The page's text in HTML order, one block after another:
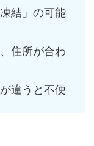
結」の可能
住所が合わ
違うと不便